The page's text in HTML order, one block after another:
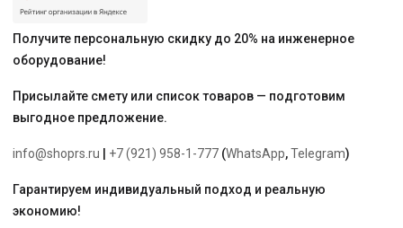
Получите персональную скидку до 20% на инженерное
оборудование!
Присылайте смету или список товаров — подготовим
выгодное предложение.
info@shoprs.ru +7 (921) 958-1-777 (WhatsApp,Telegram)
Гарантируем индивидуальный подход и реальную
экономию!